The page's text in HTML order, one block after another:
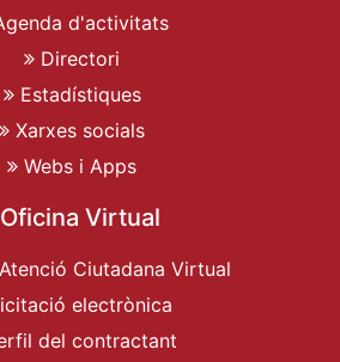
d'activitats
Directori
Estadístiques
Xarxes socials
Webs i Apps
Oficina Virtual
Ciutadana Virtual
electrònica
del contractant